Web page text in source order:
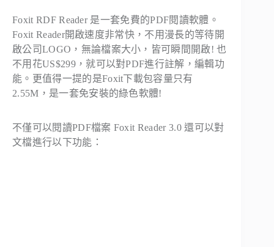
Foxit RDF Reader 是一套免費的PDF閱讀軟體。
Foxit Reader開啟速度非常快，不用漫長的等待開
啟公司LOGO，無論檔案大小，皆可瞬間開啟! 也
不用花US$299，就可以對PDF進行註解，編輯功
能。更值得一提的是Foxit下載包容量只有
2.55M，是一套免安裝的綠色軟體!
不僅可以閱讀PDF檔案 Foxit Reader 3.0 還可以對
文檔進行以下功能：